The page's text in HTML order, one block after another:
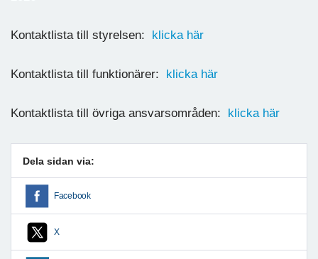
Kontaktlista till styrelsen: klicka här
Kontaktlista till funktionärer: klicka här
Kontaktlista till övriga ansvarsområden: klicka här
Dela sidan via:
Facebook
X